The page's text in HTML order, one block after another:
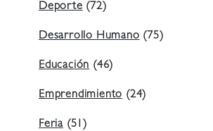
Deporte (72)
Desarrollo Humano (75)
Educación (46)
Emprendimiento (24)
Feria (51)